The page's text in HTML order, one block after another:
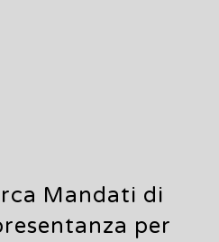
Mandati di
per